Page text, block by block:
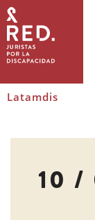
Juristas
por
la
discapacidad
Latamdis
10 /